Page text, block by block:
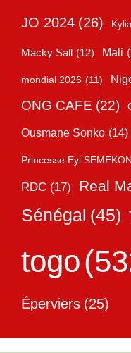
JO 2024 (26)
Macky Sall (12) Mali
mondial 2026 (11)
ONG CAFE (22)
Ousmane Sonko (14)
Princesse Eyi
RDC (17) Real
Sénégal (45)
togo
Éperviers (25)